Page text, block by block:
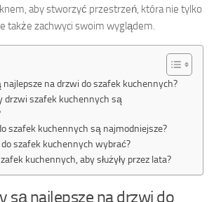
aby stworzyć przestrzeń, która nie tylko
także zachwyci swoim wyglądem.
najlepsze na drzwi do szafek kuchennych?
drzwi szafek kuchennych są
szafek kuchennych są najmodniejsze?
szafek kuchennych wybrać?
kuchennych, aby służyły przez lata?
są najlepsze na drzwi do